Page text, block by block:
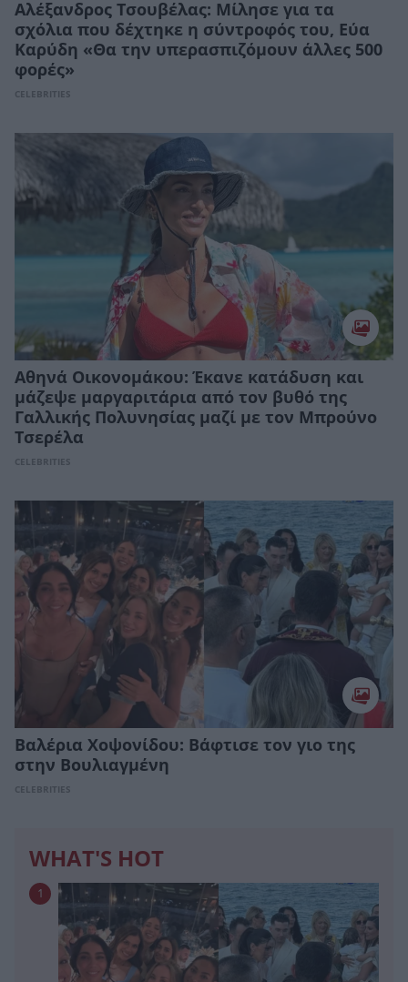
Αλέξανδρος Τσουβέλας: Μίλησε για τα
σχόλια που δέχτηκε η σύντροφός του, Εύα
Καρύδη «Θα την υπερασπιζόμουν άλλες 500
φορές»
CELEBRITIES
Αθηνά Οικονομάκου: Έκανε κατάδυση και
μάζεψε μαργαριτάρια από τον βυθό της
Γαλλικής Πολυνησίας μαζί με τον Μπρούνο
Τσερέλα
CELEBRITIES
Βαλέρια Χοψονίδου: Bάφτισε τον γιο της
στην Βουλιαγμένη
CELEBRITIES
WHAT'S HOT
1